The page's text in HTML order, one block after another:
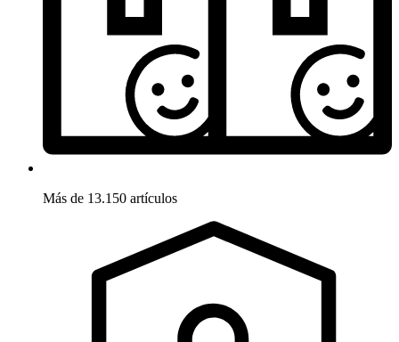
Más de 13.150 artículos